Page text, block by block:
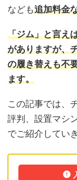
なども追加料金
「ジム」と言え
がありますが、
の履き替えも不
ます。
この記事では、
評判、設置マシ
でご紹介してい